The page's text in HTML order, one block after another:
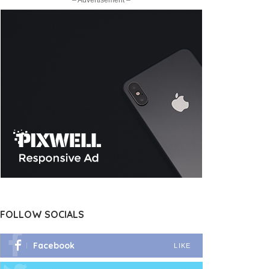
FOLLOW SOCIALS
Facebook LIKE